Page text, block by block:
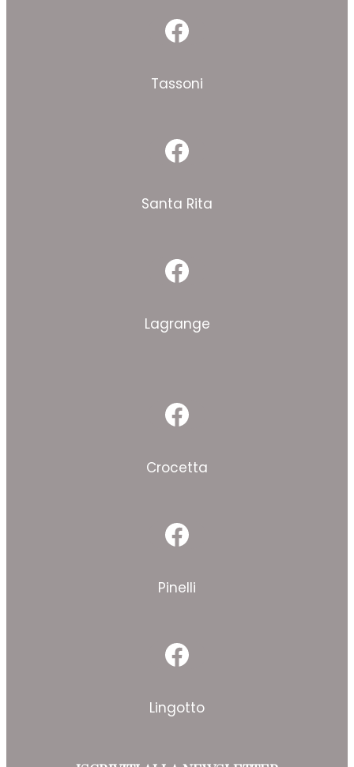
Facebook
Tassoni
Facebook
Santa Rita
Facebook
Lagrange
Facebook
Crocetta
Facebook
Pinelli
Facebook
Lingotto